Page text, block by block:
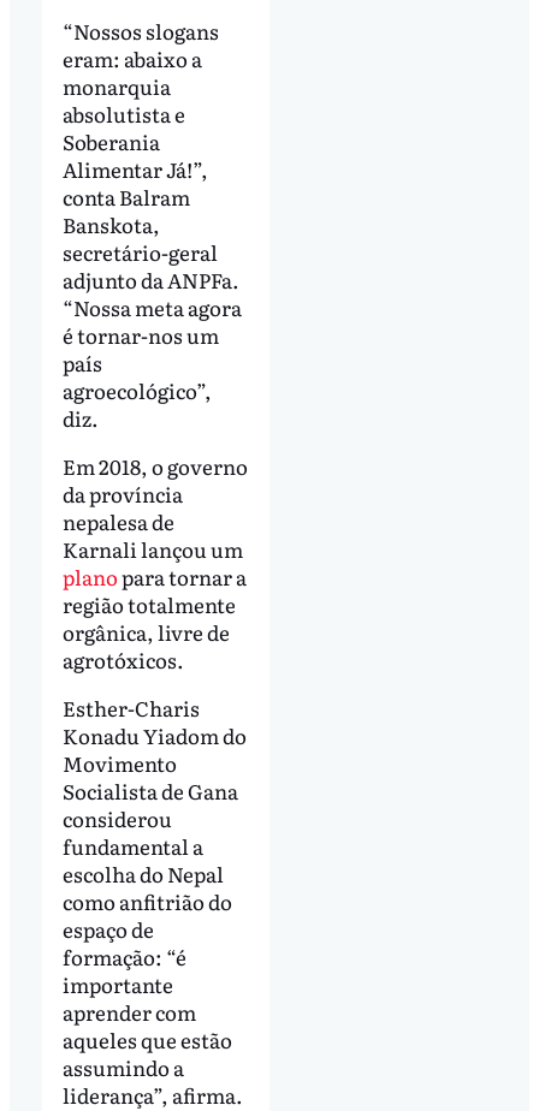
“Nossos slogans
eram: abaixo a
monarquia
absolutista e
Soberania
Alimentar Já!”,
conta Balram
Banskota,
secretário-geral
adjunto da ANPFa.
“Nossa meta agora
é tornar-nos um
país
agroecológico”,
diz.
Em 2018, o governo
da província
nepalesa de
Karnali lançou um
planopara tornar a
região totalmente
orgânica, livre de
agrotóxicos.
Esther-Charis
Konadu Yiadom do
Movimento
Socialista de Gana
considerou
fundamental a
escolha do Nepal
como anfitrião do
espaço de
formação: “é
importante
aprender com
aqueles que estão
assumindo a
liderança”, afirma.